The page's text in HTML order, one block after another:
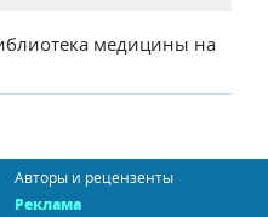
медицины на
Авторы и рецензенты
Реклама